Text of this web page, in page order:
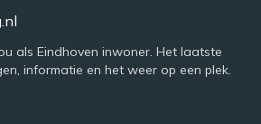
als Eindhoven inwoner. Het laatste
informatie en het weer op een plek.